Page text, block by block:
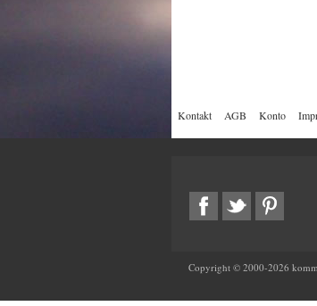
Kontakt AGB Konto
Copyright © 2000-2026